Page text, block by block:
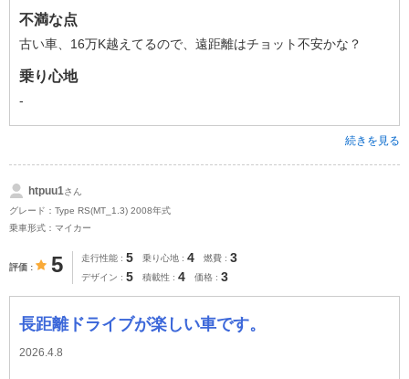
不満な点
古い車、16万K越えてるので、遠距離はチョット不安かな？
乗り心地
-
続きを見る
htpuu1さん
グレード：Type RS(MT_1.3) 2008年式
乗車形式：マイカー
評価 5 走行性能 5 乗り心地 4 燃費 3
デザイン 5 積載性 4 価格 3
長距離ドライブが楽しい車です。
2026.4.8